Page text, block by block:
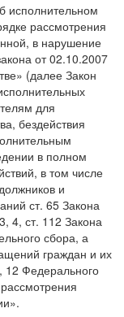
исполнительном
рассмотрения
в нарушение
от 02.10.2007
(далее Закон
для
бездействия
в полном
в том числе
и
ст. 65 Закона
4, ст. 112 Закона
сбора, а
граждан и их
12 Федерального